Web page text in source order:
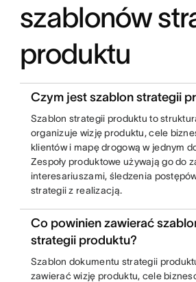
szablonów
produktu
Czym jest szablon strategii
Szablon strategii produktu to
organizuje wizję produktu, cele
klientów i mapę drogową w jednym
Zespoły produktowe używają go do
interesariuszami, śledzenia
strategii z realizacją.
Co powinien zawierać
strategii produktu?
Szablon dokumentu strategii
zawierać wizję produktu, cele